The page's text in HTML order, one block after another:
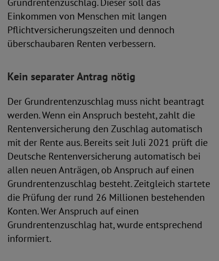
Einkommen von Menschen mit langen
Pflichtversicherungszeiten und dennoch
überschaubaren Renten verbessern.
Kein separater Antrag nötig
Der Grundrentenzuschlag muss nicht beantragt
werden. Wenn ein Anspruch besteht, zahlt die
Rentenversicherung den Zuschlag automatisch
mit der Rente aus. Bereits seit Juli 2021 prüft die
Deutsche Rentenversicherung automatisch bei
allen neuen Anträgen, ob Anspruch auf einen
Grundrentenzuschlag besteht. Zeitgleich startete
die Prüfung der rund 26 Millionen bestehenden
Konten. Wer Anspruch auf einen
Grundrentenzuschlag hat, wurde entsprechend
informiert.